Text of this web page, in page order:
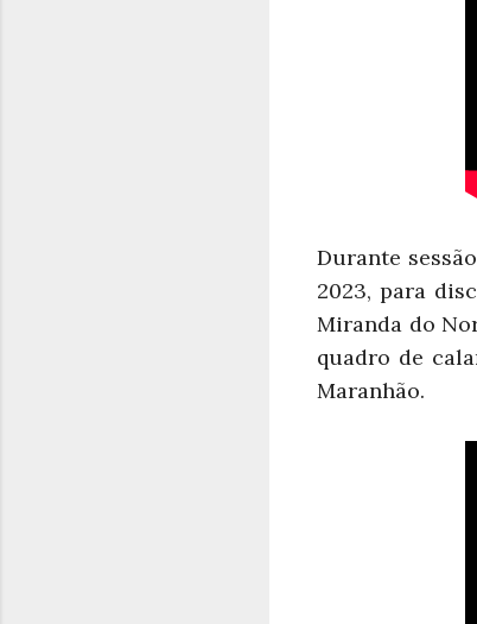
Durante
2023, para
Miranda do
quadro de
Maranhão.